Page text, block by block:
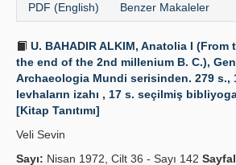
PDF (English) Benzer Makaleler
U. BAHADIR ALKIM, Anatolia I
the end of the 2nd millenium B. C.),
Archaeologia Mundi serisinden. 279 s.,
levhaların izahı , 17 s. seçilmiş
[Kitap Tanıtımı]
Veli Sevin
Sayı: Nisan 1972, Cilt 36 - Sayı 142